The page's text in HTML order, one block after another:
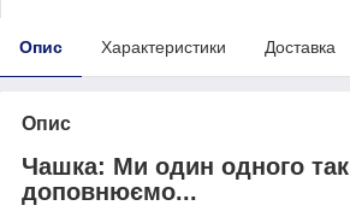
Опис Характеристики Доставка
Опис
Чашка: Ми один одного так
доповнюємо...